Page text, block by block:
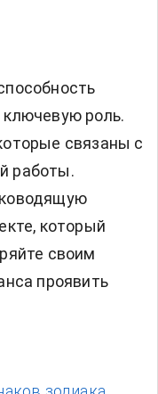
роль.
связаны с
работы.
который
своим
проявить